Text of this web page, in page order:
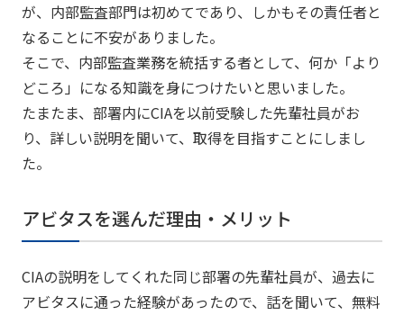
が、内部監査部門は初めてであり、しかもその責任者と
なることに不安がありました。
そこで、内部監査業務を統括する者として、何か「より
どころ」になる知識を身につけたいと思いました。
たまたま、部署内にCIAを以前受験した先輩社員がお
り、詳しい説明を聞いて、取得を目指すことにしまし
た。
アビタスを選んだ理由・メリット
CIAの説明をしてくれた同じ部署の先輩社員が、過去に
アビタスに通った経験があったので、話を聞いて、無料